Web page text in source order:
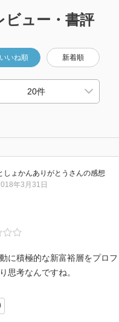
ビュー・書評
いいね順 新着順
しょかんありがとう さんの感想
年3月31日
に積極的な新富裕層をプロフ
思考なんですね。